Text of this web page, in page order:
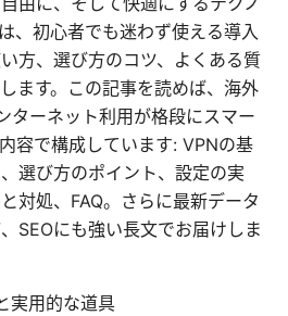
、初心者でも迷わず使える導入
方、選び方のコツ、よくある質
ます。この記事を読めば、海外
ンターネット利用が格段にスマー
容で構成しています: VPNの基
選び方のポイント、設定の実
対処、FAQ。さらに最新データ
SEOにも強い長文でお届けしま
実用的な道具